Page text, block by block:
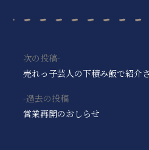
過去の投稿
営業再開のおしらせ
次の投稿
売れっ子芸人の下積み飯で紹介